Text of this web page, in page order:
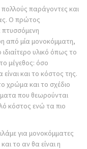
παράγοντες και
Ο πρώτος
από μία μονοκόμματη,
υλικό όπως το
μέγεθος: όσο
και το κόστος της.
χρώμα και το σχέδιο
που θεωρούνται
κόστος ενώ τα πιο
για μονοκόμματες
το αν θα είναι η